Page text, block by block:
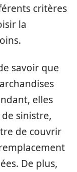
critères
la
savoir que
elles
sinistre,
de couvrir
De plus,